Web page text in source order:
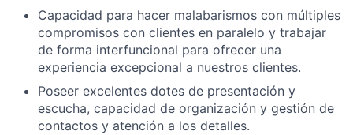
Capacidad para hacer malabarismos con múltiples
compromisos con clientes en paralelo y trabajar
de forma interfuncional para ofrecer una
experiencia excepcional a nuestros clientes.
Poseer excelentes dotes de presentación y
escucha, capacidad de organización y gestión de
contactos y atención a los detalles.